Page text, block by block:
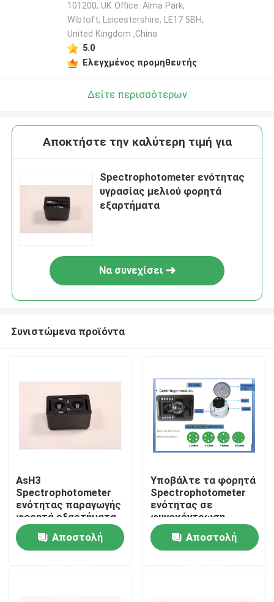
Σπίτι
101200; UK Office: Alma Park,
Wibtoft, Leicestershire, LE17 5BH,
United Kingdom ,China
5.0
Ελεγχμένος προμηθευτής
Δείτε περισσότερων
Αποκτήστε την καλύτερη τιμή για
Spectrophotometer ενότητας
υγρασίας μελιού φορητά
εξαρτήματα
Να συνεχίσει
Συνιστώμενα προϊόντα
AsH3
Spectrophotometer
ενότητας παραγωγής
φορητά εξαρτήματα
Αποστολή
Υποβάλτε τα φορητά
Spectrophotometer
ενότητας σε
φυγοκέντρωση
εξαρτήματα
Αποστολή